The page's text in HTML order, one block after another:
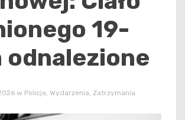
19-
odnalezione
w Policja, Wydarzenia, Zatrzymania